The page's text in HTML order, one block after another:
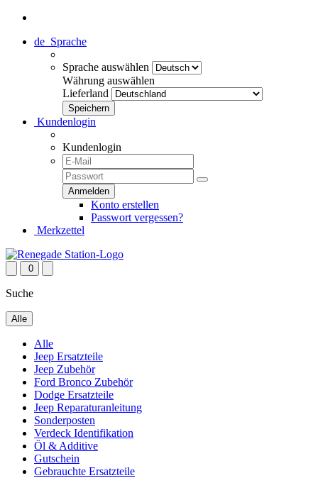
de Sprache
Sprache auswählen
Währung auswählen
Lieferland
Kundenlogin
Kundenlogin
Konto erstellen
Passwort vergessen?
Merkzettel
0
Suche
Alle
Alle
Jeep Ersatzteile
Jeep Zubehör
Ford Bronco Zubehör
Dodge Ersatzteile
Jeep Reparaturanleitung
Sonderposten
Verdeck Identifikation
Öl & Additive
Gutschein
Gebrauchte Ersatzteile